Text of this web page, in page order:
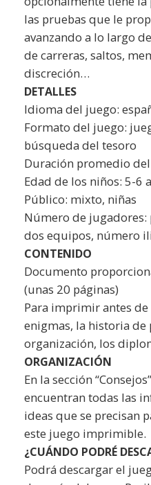
las pruebas que le
avanzando a lo largo
de carreras, saltos,
discreción…
DETALLES
Idioma del juego:
Formato del juego:
búsqueda del tesoro
Duración promedio
Edad de los niños: 5-6
Público: mixto, niñas
Número de
dos equipos, número
CONTENIDO
Documento
(unas 20 páginas)
Para imprimir antes
enigmas, la historia de
organización, los
ORGANIZACIÓN
En la sección
encuentran todas las
ideas que se precisan
este juego imprimible.
¿CUÁNDO PODRÉ
Podrá descargar el